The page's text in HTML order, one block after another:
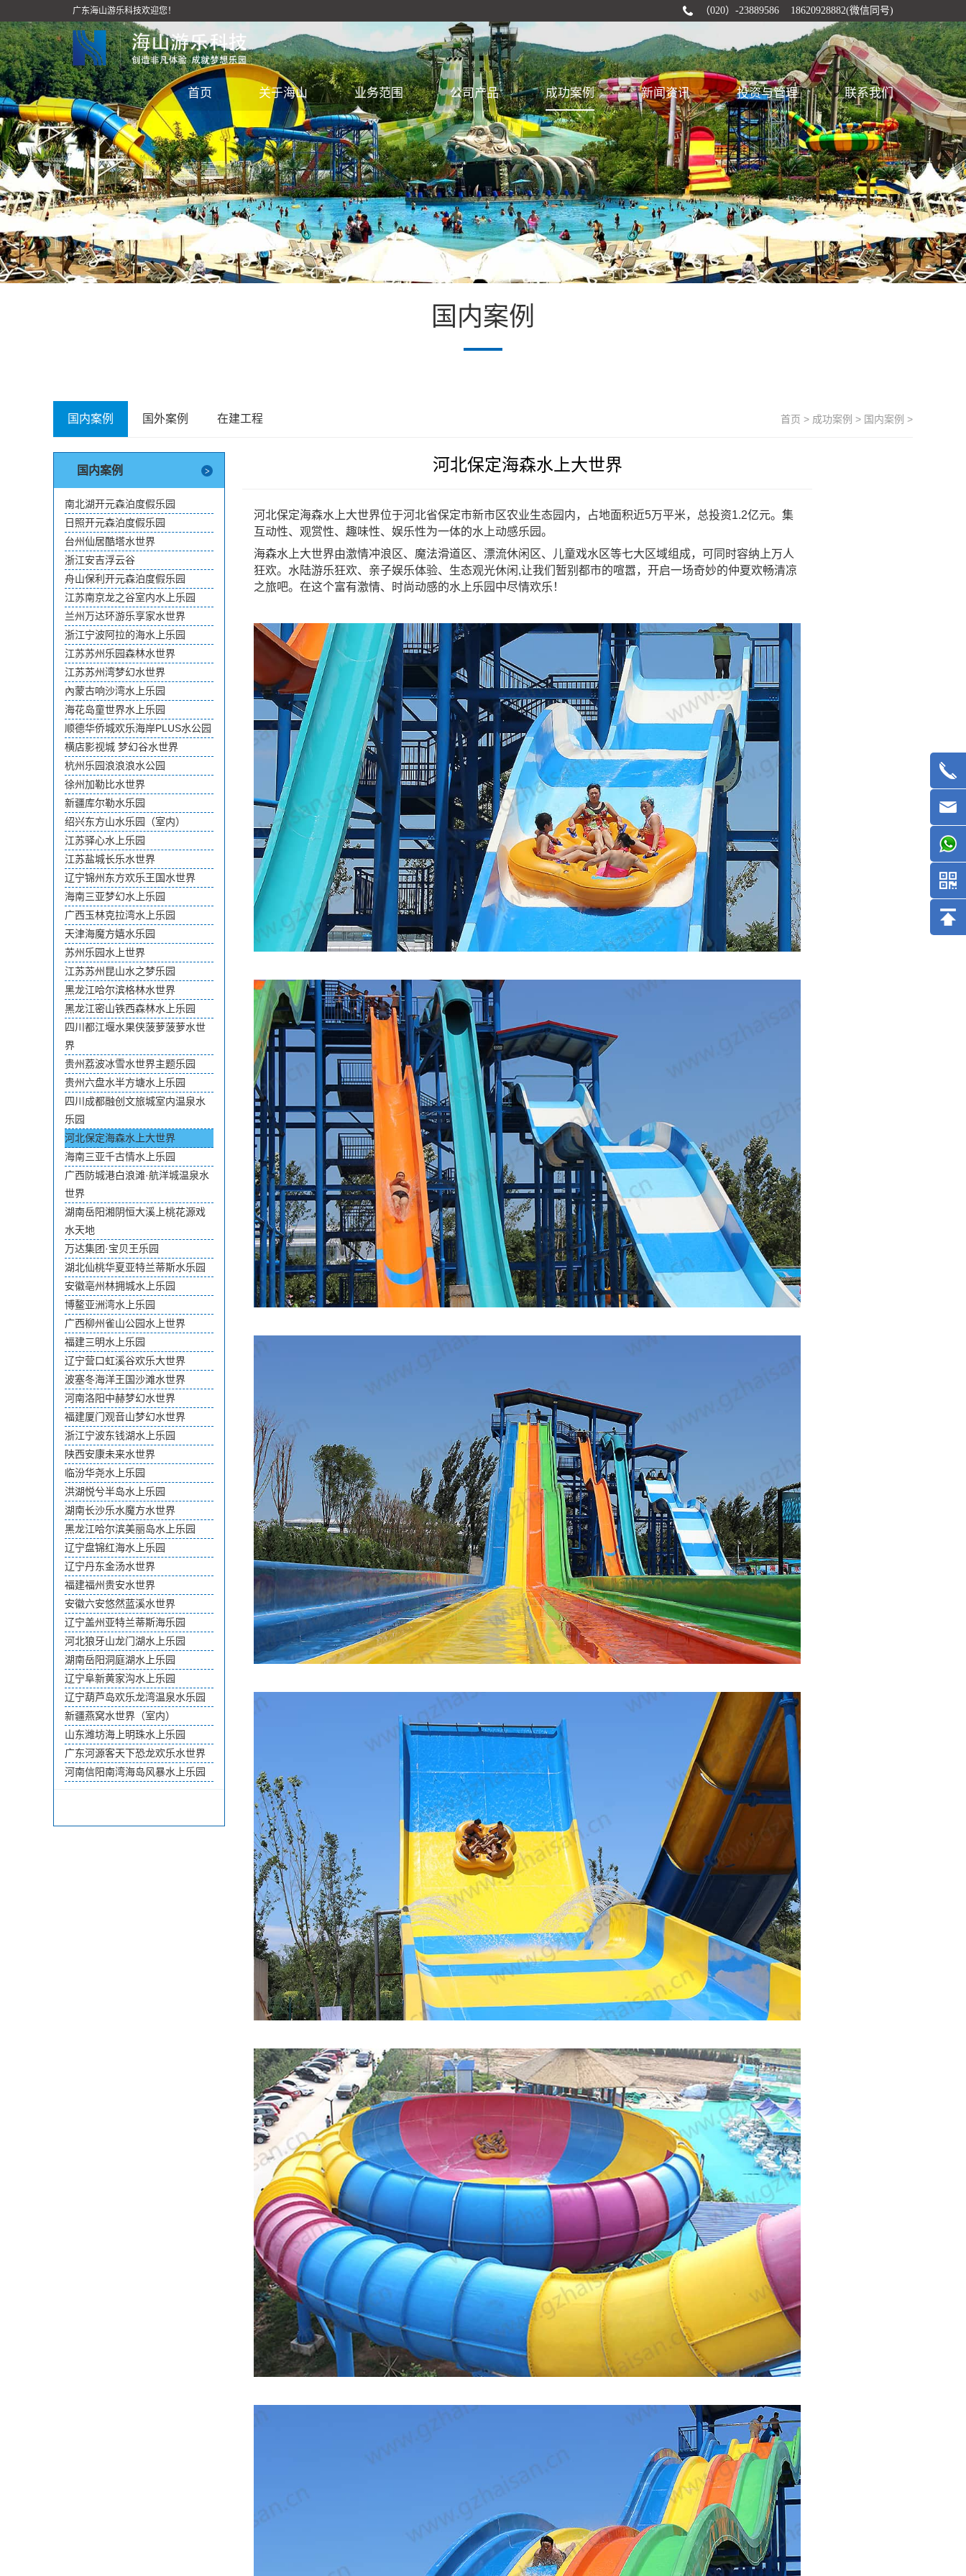
广东海山游乐科技欢迎您！ （020）-23889586 18620928882(微信同号)
首页 关于海山 业务范围 公司产品 成功案例 新闻资讯 投资与管理 联系我们
国内案例
首页 > 成功案例 > 国内案例 >
国内案例 国外案例 在建工程
国内案例
南北湖开元森泊度假乐园
日照开元森泊度假乐园
台州仙居酷塔水世界
浙江安吉浮云谷
舟山保利开元森泊度假乐园
江苏南京龙之谷室内水上乐园
兰州万达环游乐享家水世界
浙江宁波阿拉的海水上乐园
江苏苏州乐园森林水世界
江苏苏州湾梦幻水世界
內蒙古响沙湾水上乐园
海花岛童世界水上乐园
顺德华侨城欢乐海岸PLUS水公园
横店影视城 梦幻谷水世界
杭州乐园浪浪浪水公园
徐州加勒比水世界
新疆库尔勒水乐园
绍兴东方山水乐园（室内）
江苏驿心水上乐园
江苏盐城长乐水世界
辽宁锦州东方欢乐王国水世界
海南三亚梦幻水上乐园
广西玉林克拉湾水上乐园
天津海魔方嬉水乐园
苏州乐园水上世界
江苏苏州昆山水之梦乐园
黑龙江哈尔滨格林水世界
黑龙江密山铁西森林水上乐园
四川都江堰水果侠菠萝菠萝水世
界
贵州荔波冰雪水世界主题乐园
贵州六盘水半方塘水上乐园
四川成都融创文旅城室内温泉水
乐园
河北保定海森水上大世界
海南三亚千古情水上乐园
广西防城港白浪滩·航洋城温泉水
世界
湖南岳阳湘阴恒大溪上桃花源戏
水天地
万达集团·宝贝王乐园
湖北仙桃华夏亚特兰蒂斯水乐园
安徽亳州林拥城水上乐园
博鳌亚洲湾水上乐园
广西柳州雀山公园水上世界
福建三明水上乐园
辽宁营口虹溪谷欢乐大世界
波塞冬海洋王国沙滩水世界
河南洛阳中赫梦幻水世界
福建厦门观音山梦幻水世界
浙江宁波东钱湖水上乐园
陕西安康未来水世界
临汾华尧水上乐园
洪湖悦兮半岛水上乐园
湖南长沙乐水魔方水世界
黑龙江哈尔滨美丽岛水上乐园
辽宁盘锦红海水上乐园
辽宁丹东金汤水世界
福建福州贵安水世界
安徽六安悠然蓝溪水世界
辽宁盖州亚特兰蒂斯海乐园
河北狼牙山龙门湖水上乐园
湖南岳阳洞庭湖水上乐园
辽宁阜新黄家沟水上乐园
辽宁葫芦岛欢乐龙湾温泉水乐园
新疆燕窝水世界（室内）
山东潍坊海上明珠水上乐园
广东河源客天下恐龙欢乐水世界
河南信阳南湾海岛风暴水上乐园
河北保定海森水上大世界
河北保定海森水上大世界位于河北省保定市新市区农业生态园内，占地面积近5万平米，总投资1.2亿元。集
互动性、观赏性、趣味性、娱乐性为一体的水上动感乐园。
海森水上大世界由激情冲浪区、魔法滑道区、漂流休闲区、儿童戏水区等七大区域组成，可同时容纳上万人
狂欢。水陆游乐狂欢、亲子娱乐体验、生态观光休闲,让我们暂别都市的喧嚣，开启一场奇妙的仲夏欢畅清凉
之旅吧。在这个富有激情、时尚动感的水上乐园中尽情欢乐！